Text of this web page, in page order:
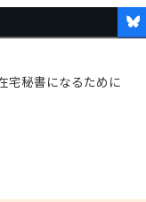
宅秘書になるために